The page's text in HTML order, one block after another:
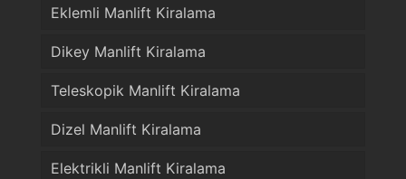
Eklemli Manlift Kiralama
Dikey Manlift Kiralama
Teleskopik Manlift Kiralama
Dizel Manlift Kiralama
Elektrikli Manlift Kiralama